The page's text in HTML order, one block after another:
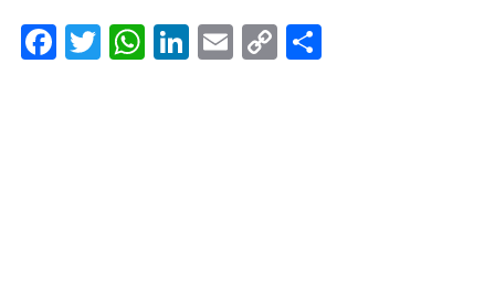
Facebook
Twitter
WhatsApp
LinkedIn
Email
Copy